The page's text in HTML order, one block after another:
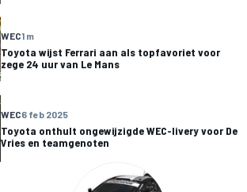
WEC1 m
Toyota wijst Ferrari aan als topfavoriet voor
zege 24 uur van Le Mans
WEC6 feb 2025
Toyota onthult ongewijzigde WEC-livery voor De
Vries en teamgenoten